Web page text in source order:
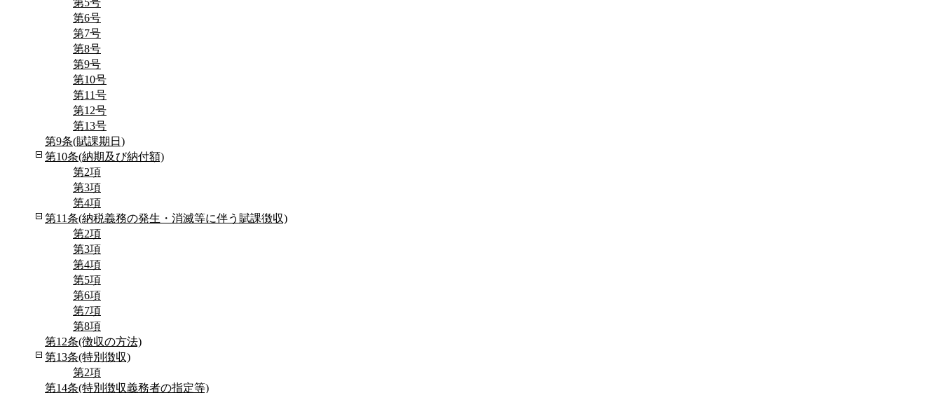
第5号
第6号
第7号
第8号
第9号
第10号
第11号
第12号
第13号
第9条(賦課期日)
第10条(納期及び納付額)
第2項
第3項
第4項
第11条(納税義務の発生・消滅等に伴う賦課徴収)
第2項
第3項
第4項
第5項
第6項
第7項
第8項
第12条(徴収の方法)
第13条(特別徴収)
第2項
第14条(特別徴収義務者の指定等)